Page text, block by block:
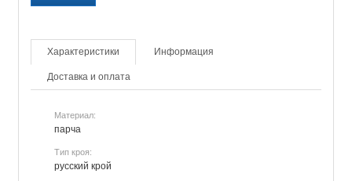
Характеристики Информация
Доставка и оплата
Материал:
парча
Тип кроя:
русский крой